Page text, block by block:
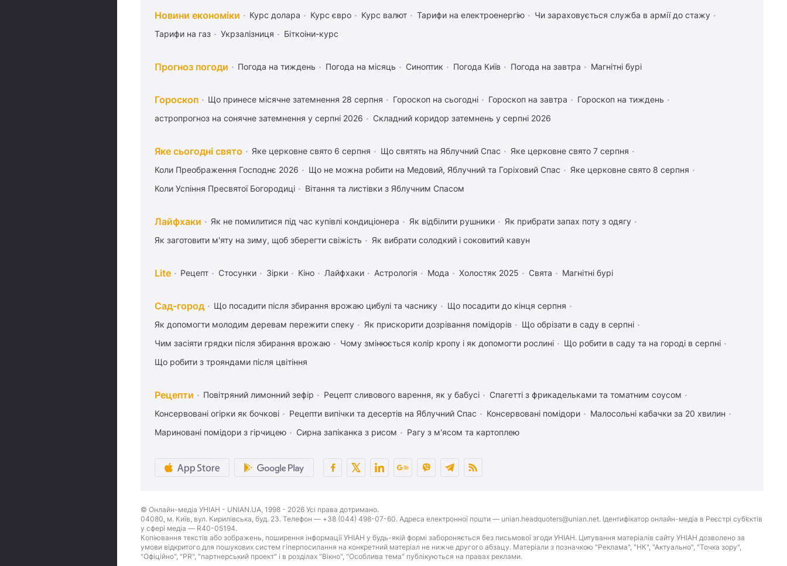
Новини економіки Курс долара Курс євро Курс валют Тарифи на електроенергію
Чи зараховується служба в армії до стажу
Тарифи на газ
Укрзалізниця Біткоіни-курс
Прогноз погоди Погода на тиждень Погода на місяць Синоптик Погода Київ Погода на завтра Магнітні бурі
Гороскоп Що принесе місячне затемнення 28 серпня Гороскоп на сьогодні Гороскоп на завтра
Гороскоп на тиждень
астропрогноз на сонячне затемнення у серпні 2026
Складний коридор затемнень у серпні 2026
Яке сьогодні свято Яке церковне свято 6 серпня Що святять на Яблучний Спас
Яке церковне свято 7 серпня
Коли Преображення Господнє 2026
Що не можна робити на Медовий, Яблучний та Горіховий Спас
Яке церковне свято 8 серпня
Коли Успіння Пресвятої Богородиці
Вітання та листівки з Яблучним Спасом
Лайфхаки Як не помилитися під час купівлі кондиціонера Як відбілити рушники
Як прибрати запах поту з одягу
Як заготовити м'яту на зиму, щоб зберегти свіжість
Як вибрати солодкий і соковитий кавун
Lite Рецепт Стосунки Зірки Кіно Лайфхаки Астрологія Мода Холостяк 2025 Свята Магнітні бурі
Сад-город Що посадити після збирання врожаю цибулі та часнику
Що посадити до кінця серпня
Як допомогти молодим деревам пережити спеку
Як прискорити дозрівання помідорів
Що обрізати в саду в серпні
Чим засіяти грядки після збирання врожаю
Чому змінюється колір кропу і як допомогти рослині
Що робити в саду та на городі в серпні
Що робити з трояндами після цвітіння
Рецепти Повітряний лимонний зефір Рецепт сливового варення, як у бабусі
Спагетті з фрикадельками та томатним соусом
Консервовані огірки як бочкові
Рецепти випічки та десертів на Яблучний Спас Консервовані помідори
Малосольні кабачки за 20 хвилин
Мариновані помідори з гірчицею
Сирна запіканка з рисом Рагу з м'ясом та картоплею
© Онлайн-медіа УНІАН - UNIAN.UA, 1998 - 2026 Усі права дотримано.
04080, м. Київ, вул. Кирилівська, буд. 23. Телефон — +38 (044) 498-07-60. Адреса електронної пошти — unian.headquoters@unian.net. Ідентифікатор онлайн-медіа в Реєстрі суб’єктів
у сфері медіа — R40-05194.
Копіювання текстів або зображень, поширення інформації УНІАН у будь-якій формі забороняється без письмової згоди УНІАН. Цитування матеріалів сайту УНІАН дозволено за
умови відкритого для пошукових систем гіперпосилання на конкретний матеріал не нижче другого абзацу. Матеріали з позначкою "Реклама", "НК", "Актуально", "Точка зору",
"Офіційно", "PR", "партнерський проект" і в розділах "Вікно", "Особлива тема" публікуються на правах реклами.